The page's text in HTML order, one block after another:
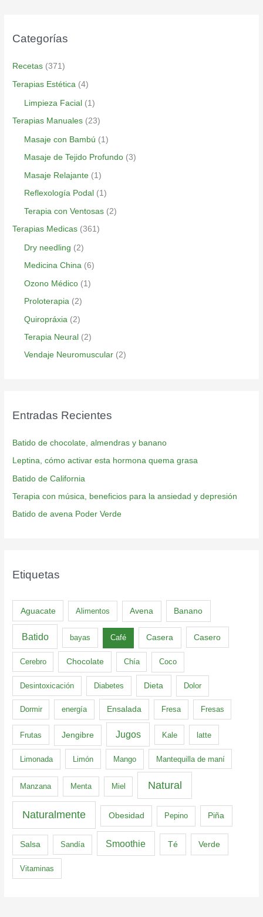
Categorías
Recetas (371)
Terapias Estética (4)
Limpieza Facial (1)
Terapias Manuales (23)
Masaje con Bambú (1)
Masaje de Tejido Profundo (3)
Masaje Relajante (1)
Reflexología Podal (1)
Terapia con Ventosas (2)
Terapias Medicas (361)
Dry needling (2)
Medicina China (6)
Ozono Médico (1)
Proloterapia (2)
Quiropráxia (2)
Terapia Neural (2)
Vendaje Neuromuscular (2)
Entradas Recientes
Batido de chocolate, almendras y banano
Leptina, cómo activar esta hormona quema grasa
Batido de California
Terapia con música, beneficios para la ansiedad y depresión
Batido de avena Poder Verde
Etiquetas
Aguacate Alimentos Avena Banano
Batido bayas Café Casera Casero
Cerebro Chocolate Chía Coco
Desintoxicación Diabetes Dieta Dolor
Dormir energía Ensalada Fresa Fresas
Frutas Jengibre Jugos Kale latte
Limonada Limón Mango Mantequilla de maní
Manzana Menta Miel Natural
Naturalmente Obesidad Pepino Piña
Salsa Sandía Smoothie Té Verde
Vitaminas